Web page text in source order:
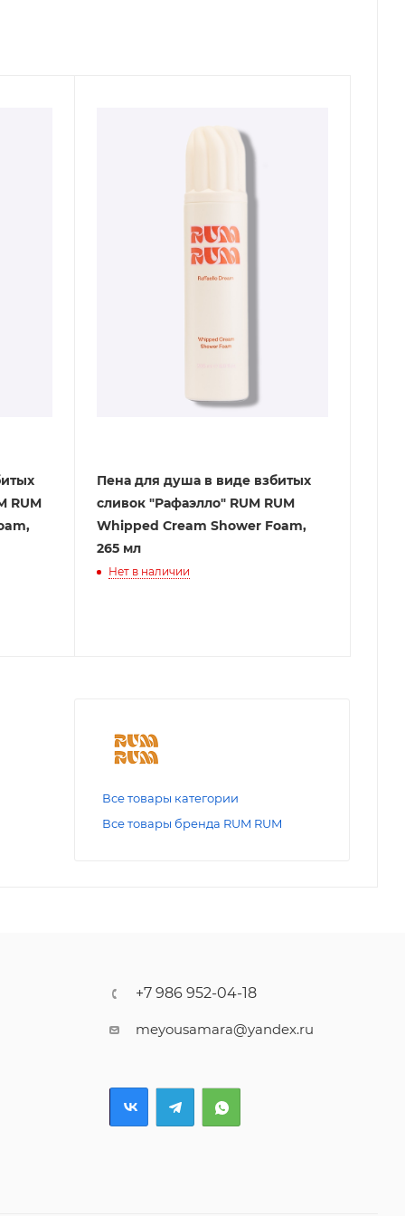
RUM
Пена для душа в виде взбитых
сливок "Рафаэлло" RUM RUM
Whipped Cream Shower Foam,
265 мл
Нет в наличии
Все товары категории
Все товары бренда RUM RUM
+7 986 952-04-18
meyousamara@yandex.ru